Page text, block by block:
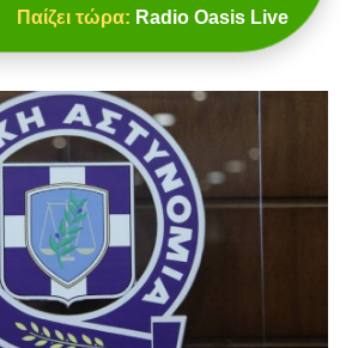
Παίζει τώρα: Radio Oasis Live